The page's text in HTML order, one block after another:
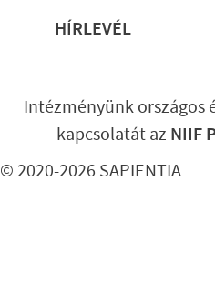
HÍRLEVÉL
© 2020-2026 SAPIENTIA
Intézményünk országos
kapcsolatát az NIIF